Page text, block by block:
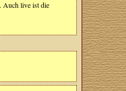
Auch live ist die